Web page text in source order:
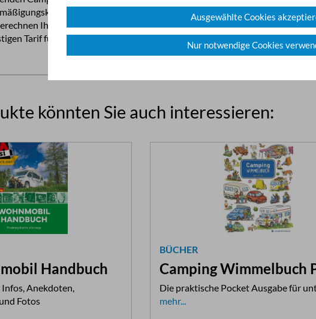
befindet sich in der App. Bei Vorlage einer
Campingplätze den
Tarif für zwei Personen. Und (Enkel-)Kinder (maximal
könnten Sie auch interessieren:
Handbuch
Anekdoten,
Fotos
BÜCHER
Camping Wimmelbuch
Die praktische Pocket Ausgabe für
mehr...
Ausgewählte Cookies
Nur notwendige Cookies